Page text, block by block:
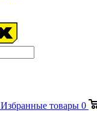
Избранные товары 0